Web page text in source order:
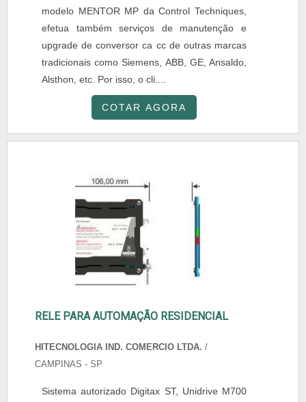
modelo MENTOR MP da Control Techniques,
efetua também serviços de manutenção e
upgrade de conversor ca cc de outras marcas
tradicionais como Siemens, ABB, GE, Ansaldo,
Alsthon, etc. Por isso, o cli....
COTAR AGORA
RELE PARA AUTOMAÇÃO RESIDENCIAL
HITECNOLOGIA IND. COMERCIO LTDA. /
CAMPINAS - SP
Sistema autorizado Digitax ST, Unidrive M700